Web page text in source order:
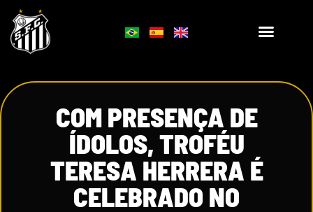
COM PRESENÇA DE
ÍDOLOS, TROFÉU
TERESA HERRERA É
CELEBRADO NO